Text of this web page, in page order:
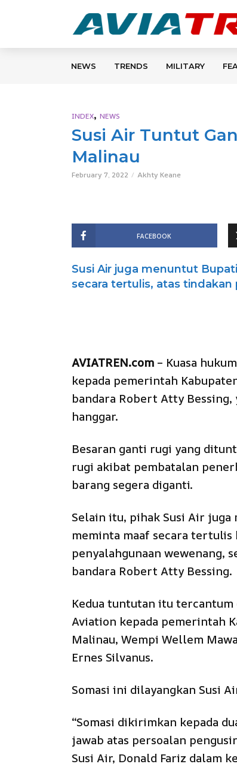
NEWS TRENDS MILITARY
INDEX, NEWS
Susi Air Tuntut
Malinau
February 7, 2022 Akhty Keane
FACEBOOK
Susi Air juga menuntut
secara tertulis, atas
AVIATREN.com – Kuasa
kepada pemerintah
bandara Robert Atty
hanggar.
Besaran ganti rugi yang
rugi akibat pembatalan
barang segera diganti.
Selain itu, pihak Susi Air
meminta maaf secara tertulis
penyalahgunaan wewenang,
bandara Robert Atty Bessing.
Kedua tuntutan itu tercantum
Aviation kepada pemerintah
Malinau, Wempi Wellem
Ernes Silvanus.
Somasi ini dilayangkan Susi
“Somasi dikirimkan kepada
jawab atas persoalan
Susi Air, Donald Fariz dalam